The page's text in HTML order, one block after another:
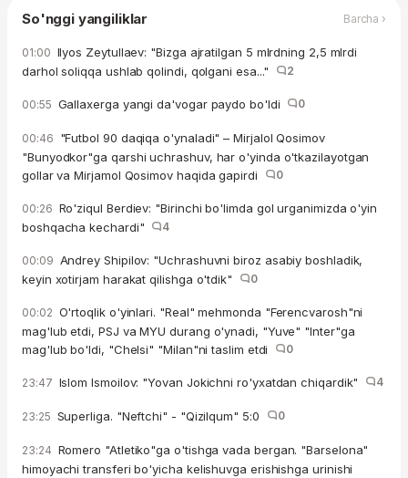
So'nggi yangiliklar Barcha ›
01:00 Ilyos Zeytullaev: "Bizga ajratilgan 5 mlrdning 2,5 mlrdi
darhol soliqqa ushlab qolindi, qolgani esa..."
2
00:55 Gallaxerga yangi da'vogar paydo bo'ldi 0
00:46 "Futbol 90 daqiqa o'ynaladi" – Mirjalol Qosimov
"Bunyodkor"ga qarshi uchrashuv, har o'yinda o'tkazilayotgan
gollar va Mirjamol Qosimov haqida gapirdi
0
00:26 Ro'ziqul Berdiev: "Birinchi bo'limda gol urganimizda o'yin
boshqacha kechardi"
4
00:09 Andrey Shipilov: "Uchrashuvni biroz asabiy boshladik,
keyin xotirjam harakat qilishga o'tdik"
0
00:02 O'rtoqlik o'yinlari. "Real" mehmonda "Ferencvarosh"ni
mag'lub etdi, PSJ va MYU durang o'ynadi, "Yuve" "Inter"ga
mag'lub bo'ldi, "Chelsi" "Milan"ni taslim etdi
0
23:47 Islom Ismoilov: "Yovan Jokichni ro'yxatdan chiqardik" 4
23:25 Superliga. "Neftchi" - "Qizilqum" 5:0 0
23:24 Romero "Atletiko"ga o'tishga vada bergan. "Barselona"
himoyachi transferi bo'yicha kelishuvga erishishga urinishi